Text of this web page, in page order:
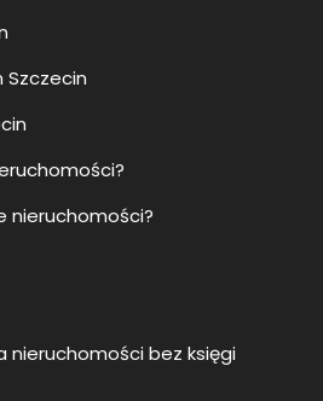
Szczecin
nieruchomości?
nieruchomości bez księgi